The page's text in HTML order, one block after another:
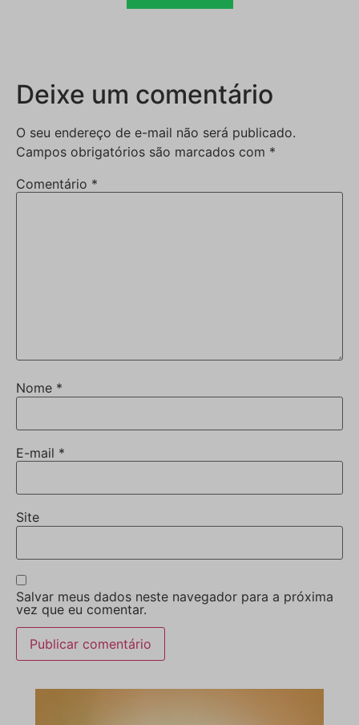
Deixe um comentário
O seu endereço de e-mail não será publicado.
Campos obrigatórios são marcados com *
Comentário *
Nome *
E-mail *
Site
Salvar meus dados neste navegador para a próxima
vez que eu comentar.